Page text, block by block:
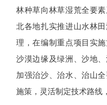
林种草向林草湿荒全要
北各地扎实推进山水林
理，在编制重点项目实
沙漠边缘及绿洲、沙地
加强治沙、治水、治山
施策，灵活制定技术路线